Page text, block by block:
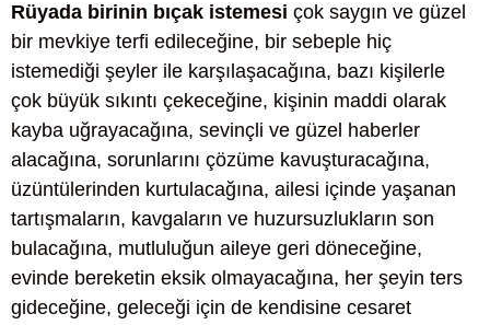
Rüyada birinin bıçak istemesi çok saygın ve güzel
bir mevkiye terfi edileceğine, bir sebeple hiç
istemediği şeyler ile karşılaşacağına, bazı kişilerle
çok büyük sıkıntı çekeceğine, kişinin maddi olarak
kayba uğrayacağına, sevinçli ve güzel haberler
alacağına, sorunlarını çözüme kavuşturacağına,
üzüntülerinden kurtulacağına, ailesi içinde yaşanan
tartışmaların, kavgaların ve huzursuzlukların son
bulacağına, mutluluğun aileye geri döneceğine,
evinde bereketin eksik olmayacağına, her şeyin ters
gideceğine, geleceği için de kendisine cesaret